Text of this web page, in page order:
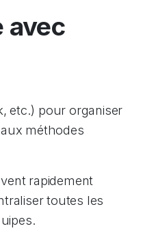
avec
etc.) pour organiser
méthodes
rapidement
toutes les